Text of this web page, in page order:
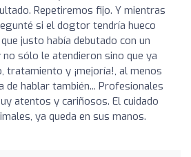
Repetiremos fijo. Y mientras
si el dogtor tendría hueco
justo había debutado con un
no sólo le atendieron sino que ya
tratamiento y ¡mejoría!, al menos
de hablar también... Profesionales
atentos y cariñosos. El cuidado
ya queda en sus manos.